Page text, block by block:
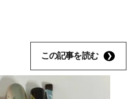
この記事を読む